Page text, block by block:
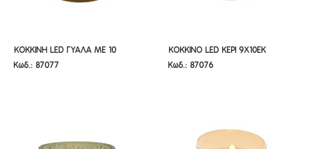
ΚΟΚΚΙΝΗ LED ΓΥΑΛΑ ΜΕ 10
ΣΥΡΜΑ 9Χ13ΕΚ
ΚΟΚΚΙΝΗ LED ΓΥΑΛΑ ΜΕ 10
ΣΥΡΜΑ 9Χ13ΕΚ
Κωδ.: 87077
ΚΟΚΚΙΝΟ LED ΚΕΡΙ 9Χ10ΕΚ
ΚΟΚΚΙΝΟ LED ΚΕΡΙ 9Χ10ΕΚ
Κωδ.: 87076